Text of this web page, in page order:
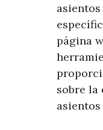
página
sobre